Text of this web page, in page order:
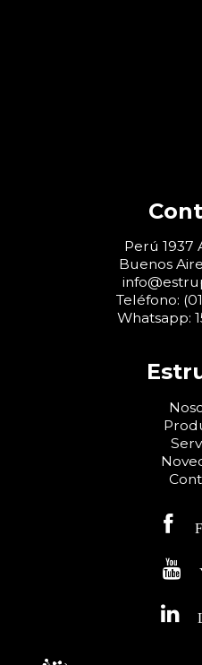
Perú 1937
Buenos
Teléfono:
Whatsapp: